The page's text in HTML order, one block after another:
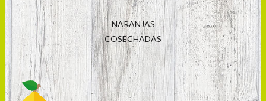
NARANJAS
COSECHADAS